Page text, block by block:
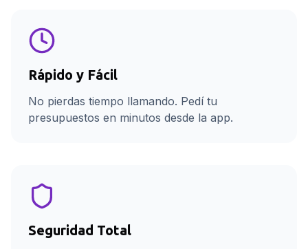
Rápido y Fácil
No pierdas tiempo llamando. Pedí tu
presupuestos en minutos desde la app.
Seguridad Total